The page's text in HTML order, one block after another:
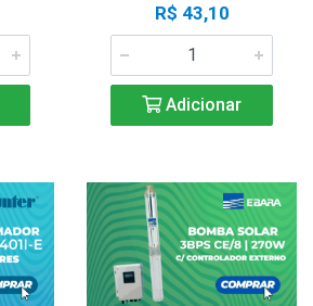
R$ 43,10
Adicionar